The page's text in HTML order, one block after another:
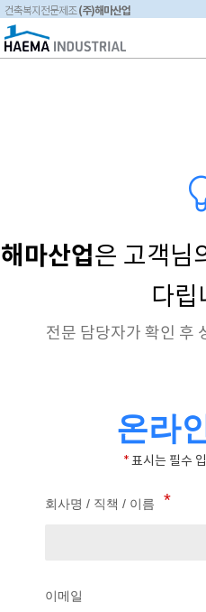
건축복지전문제조(주)해마산업
해마산업은 고객님
다립
전문 담당자가 확인 후
온라
*표시는 필수
회사명 / 직책 / 이름
이메일